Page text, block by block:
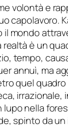
volontà e
capolavoro.
il mondo
realtà è un
tempo,
annuì, ma
quel quadro
irrazionale,
lupo nella
spinto da